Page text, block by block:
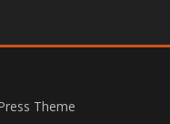
Theme